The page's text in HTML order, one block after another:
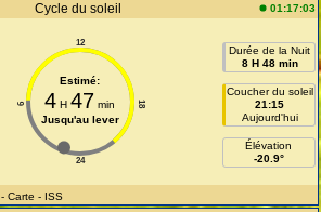
Cycle du soleil 01:17:03
12
24
6 18
Estimé:
4 H47 min
Jusqu'au lever
Durée de la Nuit
8 H 48 min
Coucher du soleil
21:15
Aujourd'hui
Élévation
-20.9°
- Carte - ISS